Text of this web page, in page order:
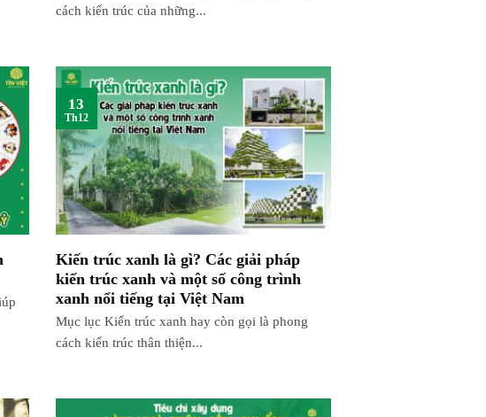
cách kiến trúc của những...
Kiến trúc xanh là gì? Các giải pháp
kiến trúc xanh và một số công trình
xanh nổi tiếng tại Việt Nam
Mục lục Kiến trúc xanh hay còn gọi là phong
cách kiến trúc thân thiện...
13
Th12